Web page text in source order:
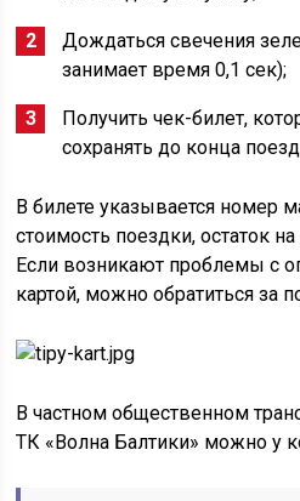
Дождаться свечения
занимает время 0,1 сек);
Получить чек-билет,
сохранять до конца
В билете указывается номер
стоимость поездки, остаток
Если возникают проблемы с
картой, можно обратиться за
В частном общественном
ТК «Волна Балтики» можно у